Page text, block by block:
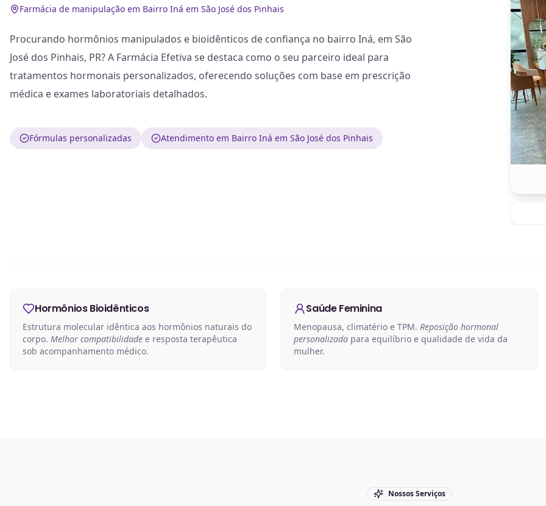
Farmácia de manipulação em Bairro Iná em São José dos Pinhais
Procurando hormônios manipulados e bioidênticos de confiança no bairro Iná, em São
José dos Pinhais, PR? A Farmácia Efetiva se destaca como o seu parceiro ideal para
tratamentos hormonais personalizados, oferecendo soluções com base em prescrição
médica e exames laboratoriais detalhados.
Fórmulas personalizadas Atendimento em Bairro Iná em São José dos Pinhais
Hormônios Bioidênticos
Estrutura molecular idêntica aos hormônios naturais do
corpo. Melhor compatibilidade e resposta terapêutica
sob acompanhamento médico.
Saúde Feminina
Menopausa, climatério e TPM.Reposição hormonal
personalizada para equilíbrio e qualidade de vida da
mulher.
Nossos Serviços